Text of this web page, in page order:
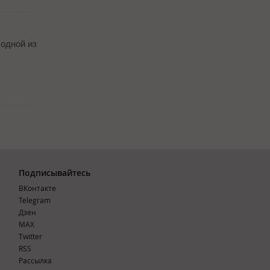
из
Подписывайтесь
ВКонтакте
Telegram
Дзен
MAX
Тwitter
RSS
Рассылка